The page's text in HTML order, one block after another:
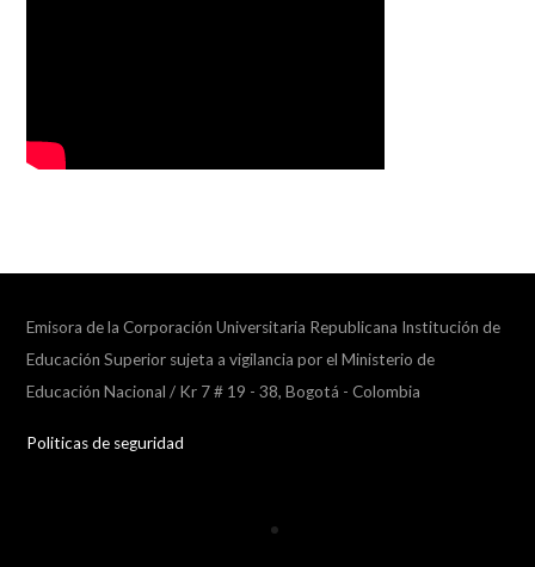
Emisora de la Corporación Universitaria Republicana Institución de
Educación Superior sujeta a vigilancia por el Ministerio de
Educación Nacional / Kr 7 # 19 - 38, Bogotá - Colombia
Politicas de seguridad